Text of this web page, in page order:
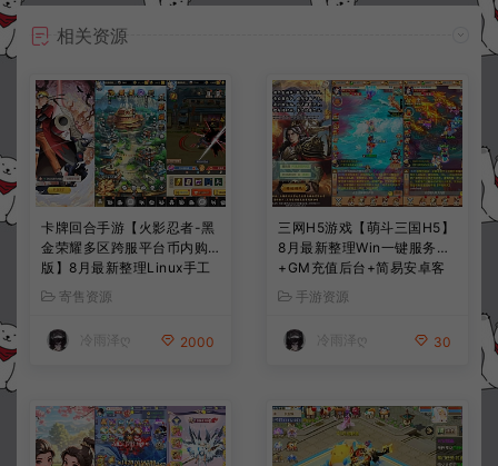
相关资源
卡牌回合手游【火影忍者-黑
金荣耀多区跨服平台币内购
版】8月最新整理Linux手工
服务端+CDK授权后台+安卓
+详细搭建教程+视频教程
寄售资源
冷雨泽ღ 2000
三网H5游戏【萌斗三国H5】
8月最新整理Win一键服务端
+GM充值后台+简易安卓客
户端+详细搭建教程+视频教
手游资源
冷雨泽ღ 30